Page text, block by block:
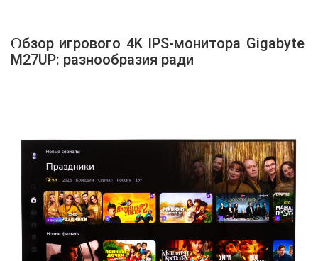
Обзор игрового 4K IPS-монитора Gigabyte
M27UP: разнообразия ради